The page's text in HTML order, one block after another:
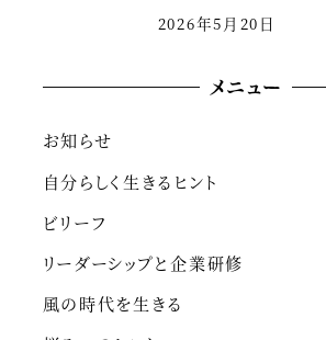
2026年5月20日
メニュー
お知らせ
自分らしく生きるヒント
ビリーフ
リーダーシップと企業研修
風の時代を生きる